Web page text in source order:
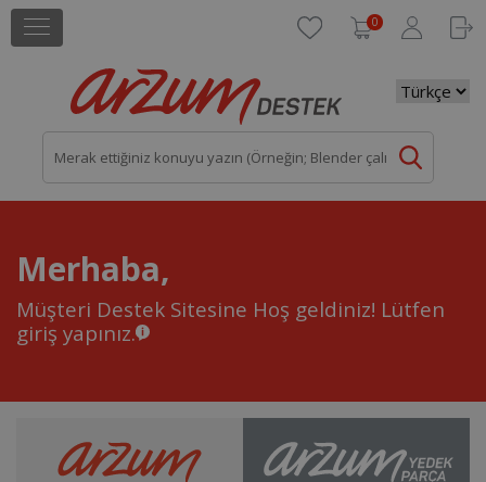
0
Merhaba,
Müşteri Destek Sitesine Hoş geldiniz! Lütfen
giriş yapınız.